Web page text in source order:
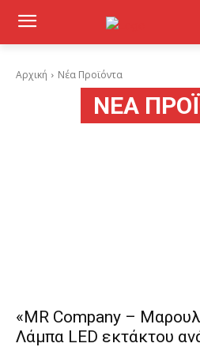
Αρχική Νέα Προϊόντα
ΝΈΑ
«MR Company –
Λάμπα LED εκτάκτου